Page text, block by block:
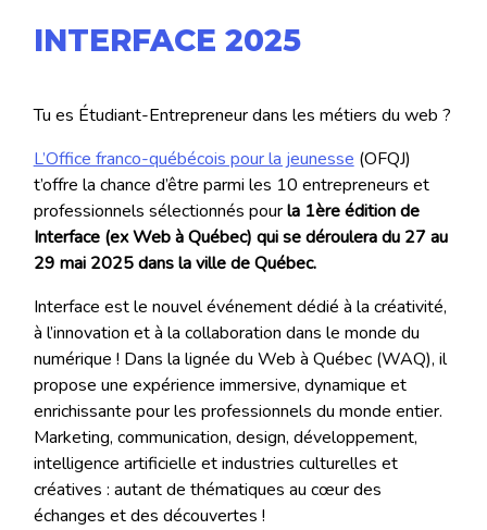
INTERFACE 2025
Tu es Étudiant-Entrepreneur dans les métiers du web ?
L’Office franco-québécois pour la jeunesse (OFQJ)
t’offre la chance d’être parmi les 10 entrepreneurs et
professionnels sélectionnés pourla 1ère édition de
Interface (ex Web à Québec) qui se déroulera du 27 au
29 mai 2025 dans la ville de Québec.
Interface est le nouvel événement dédié à la créativité,
à l’innovation et à la collaboration dans le monde du
numérique ! Dans la lignée du Web à Québec (WAQ), il
propose une expérience immersive, dynamique et
enrichissante pour les professionnels du monde entier.
Marketing, communication, design, développement,
intelligence artificielle et industries culturelles et
créatives : autant de thématiques au cœur des
échanges et des découvertes !